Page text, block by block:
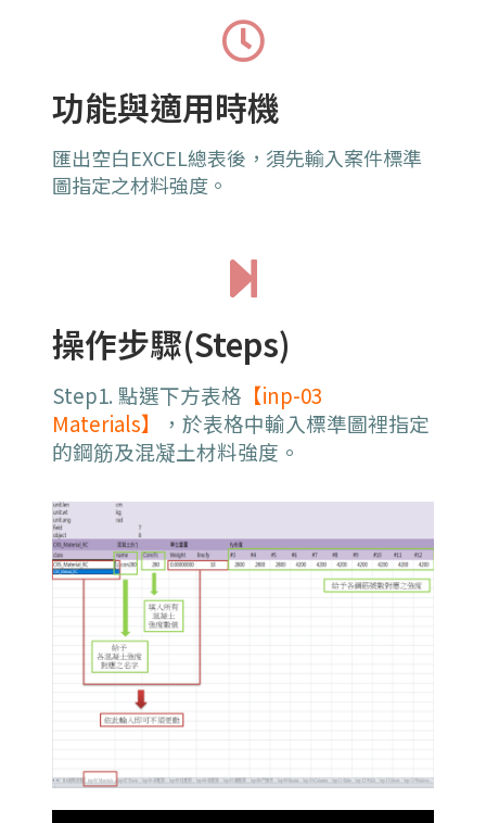
功能與適用時機
匯出空白EXCEL總表後，須先輸入案件標準
圖指定之材料強度。
操作步驟(Steps)
Step1. 點選下方表格 【inp-03
Materials】
，於表格中輸入標準圖裡指定
的鋼筋及混凝土材料強度。